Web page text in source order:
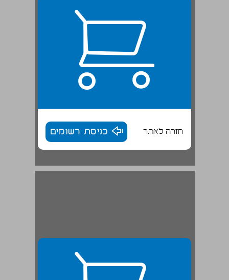
חזרה לאתר כניסת רשומים